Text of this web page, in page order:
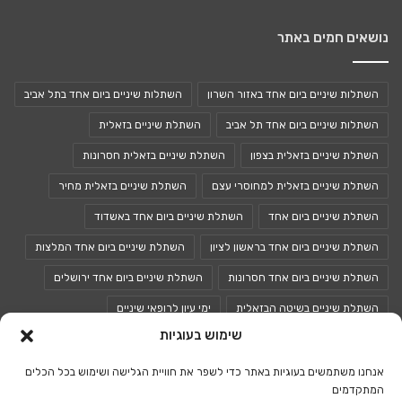
שימוש בעוגיות
אנחנו משתמשים בעוגיות באתר כדי לשפר את חוויית הגלישה ושימוש בכל הכלים
המתקדמים
נושאים חמים באתר
השתלות שיניים ביום אחד באזור השרון השתלות שיניים ביום אחד בתל אביב
השתלות שיניים ביום אחד תל אביב השתלת שיניים בזאלית
השתלת שיניים בזאלית בצפון השתלת שיניים בזאלית חסרונות
השתלת שיניים בזאלית למחוסרי עצם השתלת שיניים בזאלית מחיר
השתלת שיניים ביום אחד השתלת שיניים ביום אחד באשדוד
השתלת שיניים ביום אחד בראשון לציון השתלת שיניים ביום אחד המלצות
השתלת שיניים ביום אחד חסרונות השתלת שיניים ביום אחד ירושלים
השתלת שיניים בשיטה הבזאלית ימי עיון לרופאי שיניים
כנס רופאי שיניים